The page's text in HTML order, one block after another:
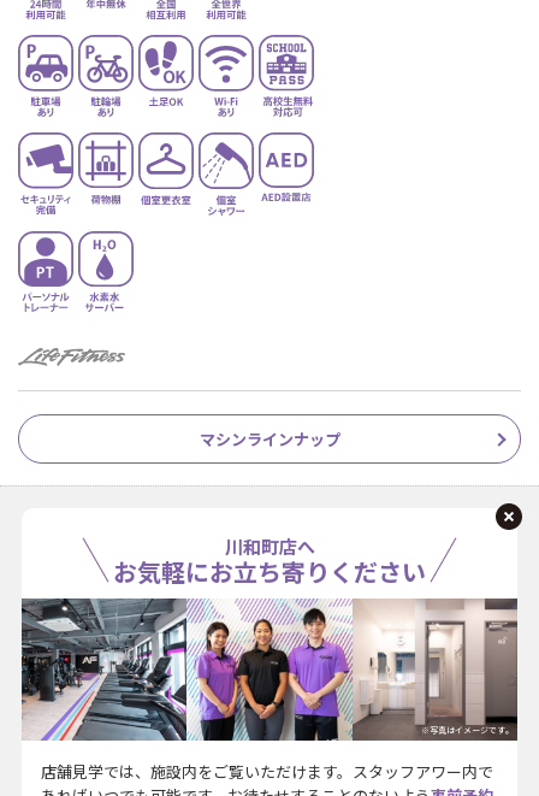
マシンラインナップ
川和町店へ
お気軽にお立ち寄りください
※写真はイメージです。
店舗見学では、施設内をご覧いただけます。スタッフアワー内で